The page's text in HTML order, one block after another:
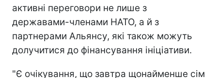
активні переговори не лише з
державами-членами НАТО, а й з
партнерами Альянсу, які також можуть
долучитися до фінансування ініціативи.
"Є очікування, що завтра щонайменше сім